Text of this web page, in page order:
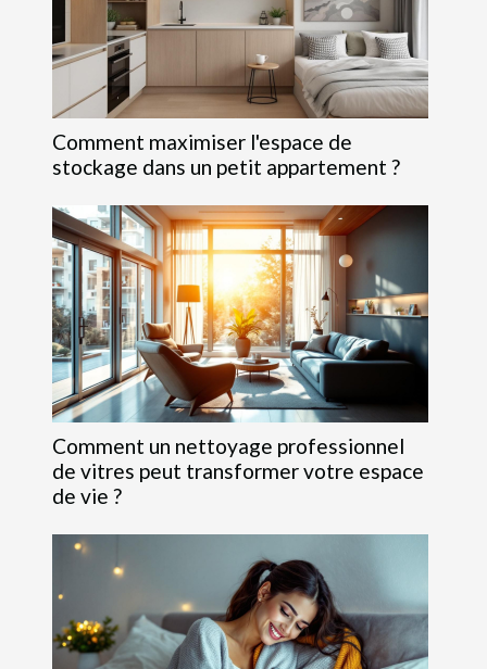
Comment maximiser l'espace de
stockage dans un petit appartement ?
Comment un nettoyage professionnel
de vitres peut transformer votre espace
de vie ?